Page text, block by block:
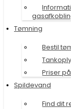
Tømning
Bestil
Priser
Spildevand
Find dit